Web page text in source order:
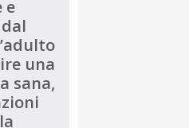
e
una
sana,